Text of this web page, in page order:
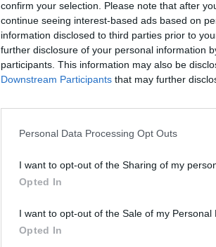
confirm your selection. Please note that after
continue seeing interest-based ads based on
information disclosed to third parties prior to
further disclosure of your personal information
participants. This information may also be
Downstream Participants that may further
Personal Data Processing Opt Outs
I want to opt-out of the Sharing of my
Opted In
I want to opt-out of the Sale of my Personal
Opted In
Τι συνέβη;
10:20 @16-04-2021
τηλέφωνο ούτε στη
Θεωνά (video)